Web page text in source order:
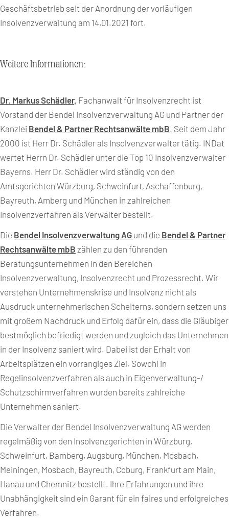
Geschäftsbetrieb seit der Anordnung der vorläufigen
Insolvenzverwaltung am 14.01.2021 fort.
Weitere Informationen:
Dr. Markus Schädler, Fachanwalt für Insolvenzrecht ist
Vorstand der Bendel Insolvenzverwaltung AG und Partner der
Kanzlei Bendel & Partner Rechtsanwälte mbB. Seit dem Jahr
2000 ist Herr Dr. Schädler als Insolvenzverwalter tätig. INDat
wertet Herrn Dr. Schädler unter die Top 10 Insolvenzverwalter
Bayerns. Herr Dr. Schädler wird ständig von den
Amtsgerichten Würzburg, Schweinfurt, Aschaffenburg,
Bayreuth, Amberg und München in zahlreichen
Insolvenzverfahren als Verwalter bestellt.
Die Bendel Insolvenzverwaltung AG und die Bendel & Partner
Rechtsanwälte mbB zählen zu den führenden
Beratungsunternehmen in den Bereichen
Insolvenzverwaltung, Insolvenzrecht und Prozessrecht. Wir
verstehen Unternehmenskrise und Insolvenz nicht als
Ausdruck unternehmerischen Scheiterns, sondern setzen uns
mit großem Nachdruck und Erfolg dafür ein, dass die Gläubiger
bestmöglich befriedigt werden und zugleich das Unternehmen
in der Insolvenz saniert wird. Dabei ist der Erhalt von
Arbeitsplätzen ein vorrangiges Ziel. Sowohl in
Regelinsolvenzverfahren als auch in Eigenverwaltung-/
Schutzschirmverfahren wurden bereits zahlreiche
Unternehmen saniert.
Die Verwalter der Bendel Insolvenzverwaltung AG werden
regelmäßig von den Insolvenzgerichten in Würzburg,
Schweinfurt, Bamberg, Augsburg, München, Mosbach,
Meiningen, Mosbach, Bayreuth, Coburg, Frankfurt am Main,
Hanau und Chemnitz bestellt. Ihre Erfahrungen und ihre
Unabhängigkeit sind ein Garant für ein faires und erfolgreiches
Verfahren.